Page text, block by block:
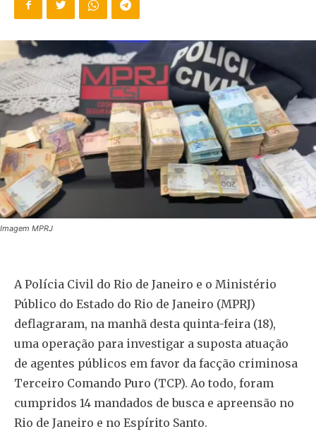
Imagem MPRJ
A Polícia Civil do Rio de Janeiro e o Ministério
Público do Estado do Rio de Janeiro (MPRJ)
deflagraram, na manhã desta quinta-feira (18),
uma operação para investigar a suposta atuação
de agentes públicos em favor da facção criminosa
Terceiro Comando Puro (TCP). Ao todo, foram
cumpridos 14 mandados de busca e apreensão no
Rio de Janeiro e no Espírito Santo.